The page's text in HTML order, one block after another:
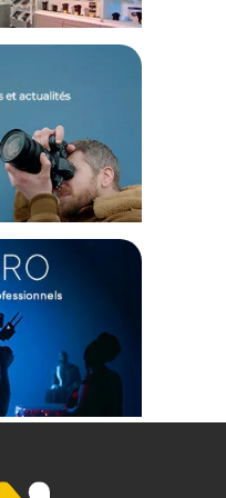
doté d'un champ
75mm.
Les échelles
deux gravées. À l'avant, il
82 mm. Un pas de
à la version Sony
plein
monture Nikon Z :